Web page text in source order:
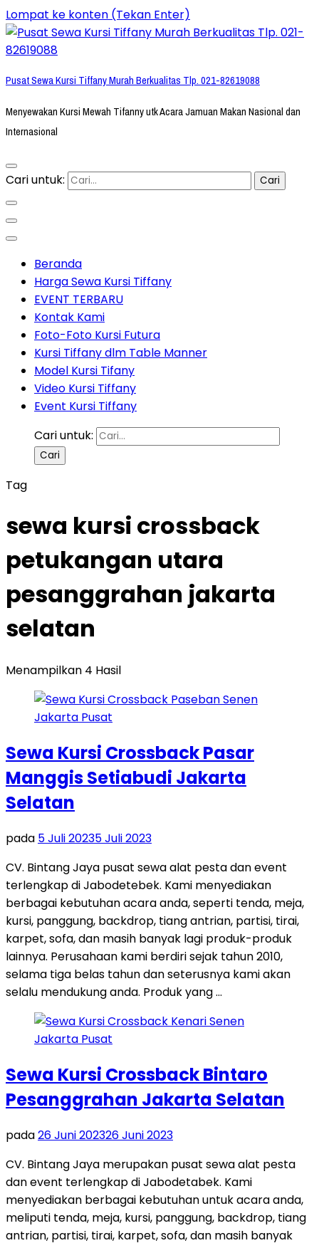
Lompat ke konten (Tekan Enter)
Pusat Sewa Kursi Tiffany Murah Berkualitas Tlp. 021-82619088
Menyewakan Kursi Mewah Tifanny utk Acara Jamuan Makan Nasional dan
Internasional
Cari untuk:
Beranda
Harga Sewa Kursi Tiffany
EVENT TERBARU
Kontak Kami
Foto-Foto Kursi Futura
Kursi Tiffany dlm Table Manner
Model Kursi Tifany
Video Kursi Tiffany
Event Kursi Tiffany
Cari untuk:
Tag
sewa kursi crossback
petukangan utara
pesanggrahan jakarta
selatan
Menampilkan 4 Hasil
Sewa Kursi Crossback Pasar
Manggis Setiabudi Jakarta
Selatan
pada 5 Juli 20235 Juli 2023
CV. Bintang Jaya pusat sewa alat pesta dan event
terlengkap di Jabodetebek. Kami menyediakan
berbagai kebutuhan acara anda, seperti tenda, meja,
kursi, panggung, backdrop, tiang antrian, partisi, tirai,
karpet, sofa, dan masih banyak lagi produk-produk
lainnya. Perusahaan kami berdiri sejak tahun 2010,
selama tiga belas tahun dan seterusnya kami akan
selalu mendukung anda. Produk yang …
Sewa Kursi Crossback Bintaro
Pesanggrahan Jakarta Selatan
pada26 Juni 202326 Juni 2023
CV. Bintang Jaya merupakan pusat sewa alat pesta
dan event terlengkap di Jabodetabek. Kami
menyediakan berbagai kebutuhan untuk acara anda,
meliputi tenda, meja, kursi, panggung, backdrop, tiang
antrian, partisi, tirai, karpet, sofa, dan masih banyak